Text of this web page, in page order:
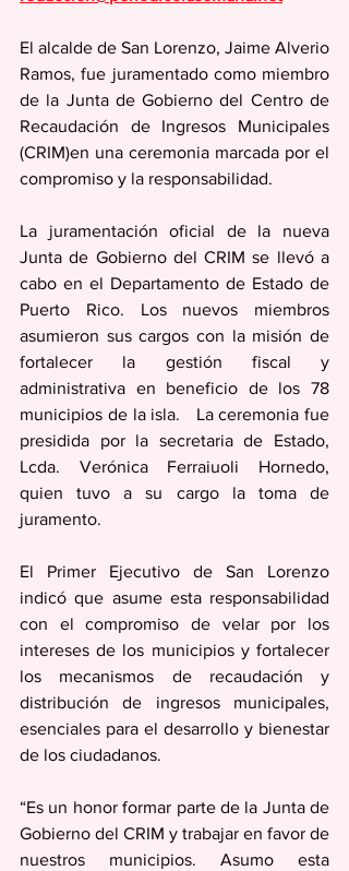
El alcalde de San Lorenzo, Jaime Alverio
Ramos, fue juramentado como miembro
de la Junta de Gobierno del Centro de
Recaudación de Ingresos Municipales
(CRIM)en una ceremonia marcada por el
compromiso y la responsabilidad.
La juramentación oficial de la nueva
Junta de Gobierno del CRIM se llevó a
cabo en el Departamento de Estado de
Puerto Rico. Los nuevos miembros
asumieron sus cargos con la misión de
fortalecer la gestión fiscal y
administrativa en beneficio de los 78
municipios de la isla.   La ceremonia fue
presidida por la secretaria de Estado,
Lcda. Verónica Ferraiuoli Hornedo,
quien tuvo a su cargo la toma de
juramento.
El Primer Ejecutivo de San Lorenzo
indicó que asume esta responsabilidad
con el compromiso de velar por los
intereses de los municipios y fortalecer
los mecanismos de recaudación y
distribución de ingresos municipales,
esenciales para el desarrollo y bienestar
de los ciudadanos.
“Es un honor formar parte de la Junta de
Gobierno del CRIM y trabajar en favor de
nuestros municipios. Asumo esta